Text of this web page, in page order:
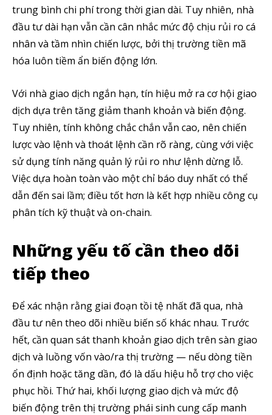
Theo dõi CIG News
Chúng tôi mang lại trải nghiệm thú vị với tin tức nhanh chóng, góc
nhìn thị trường trực quan và mang lại lượng kiến thức cần thiết trong
thị trường tài chính.
Tôi đã đọc và chấp nhận với
5,320 2,500 58,000
Subscribers
trung bình chi phí trong thời gian dài. Tuy nhiên, nhà
đầu tư dài hạn vẫn cần cân nhắc mức độ chịu rủi ro cá
nhân và tầm nhìn chiến lược, bởi thị trường tiền mã
hóa luôn tiềm ẩn biến động lớn.
Với nhà giao dịch ngắn hạn, tín hiệu mở ra cơ hội giao
dịch dựa trên tăng giảm thanh khoản và biến động.
Tuy nhiên, tính không chắc chắn vẫn cao, nên chiến
lược vào lệnh và thoát lệnh cần rõ ràng, cùng với việc
sử dụng tính năng quản lý rủi ro như lệnh dừng lỗ.
Việc dựa hoàn toàn vào một chỉ báo duy nhất có thể
dẫn đến sai lầm; điều tốt hơn là kết hợp nhiều công cụ
phân tích kỹ thuật và on-chain.
Những yếu tố cần theo dõi
tiếp theo
Để xác nhận rằng giai đoạn tồi tệ nhất đã qua, nhà
đầu tư nên theo dõi nhiều biến số khác nhau. Trước
hết, cần quan sát thanh khoản giao dịch trên sàn giao
dịch và luồng vốn vào/ra thị trường — nếu dòng tiền
ổn định hoặc tăng dần, đó là dấu hiệu hỗ trợ cho việc
phục hồi. Thứ hai, khối lượng giao dịch và mức độ
biến động trên thị trường phái sinh cung cấp manh